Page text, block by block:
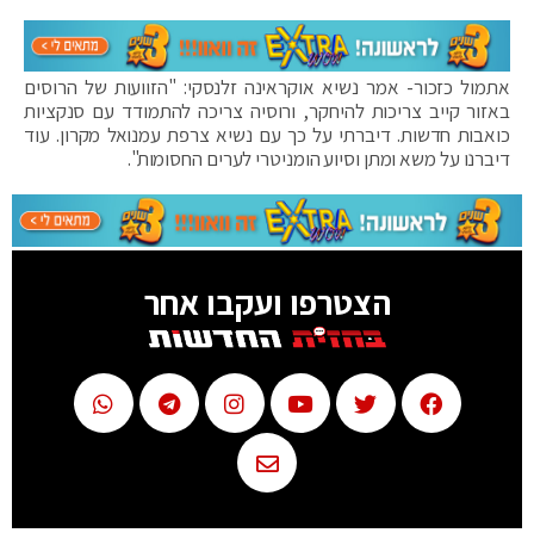
אתמול כזכור- אמר נשיא אוקראינה זלנסקי: "הזוועות של הרוסים
באזור קייב צריכות להיחקר, ורוסיה צריכה להתמודד עם סנקציות
כואבות חדשות. דיברתי על כך עם נשיא צרפת עמנואל מקרון. עוד
דיברנו על משא ומתן וסיוע הומניטרי לערים החסומות".
הצטרפו ועקבו אחר